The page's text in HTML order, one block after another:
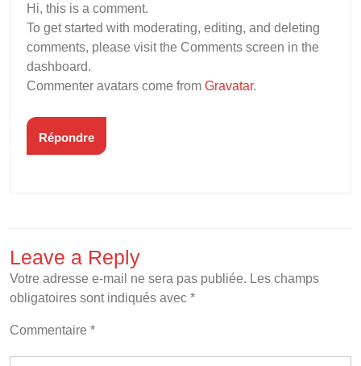
Hi, this is a comment.
To get started with moderating, editing, and deleting
comments, please visit the Comments screen in the
dashboard.
Commenter avatars come from Gravatar.
Répondre
Leave a Reply
Votre adresse e-mail ne sera pas publiée. Les champs
obligatoires sont indiqués avec *
Commentaire *